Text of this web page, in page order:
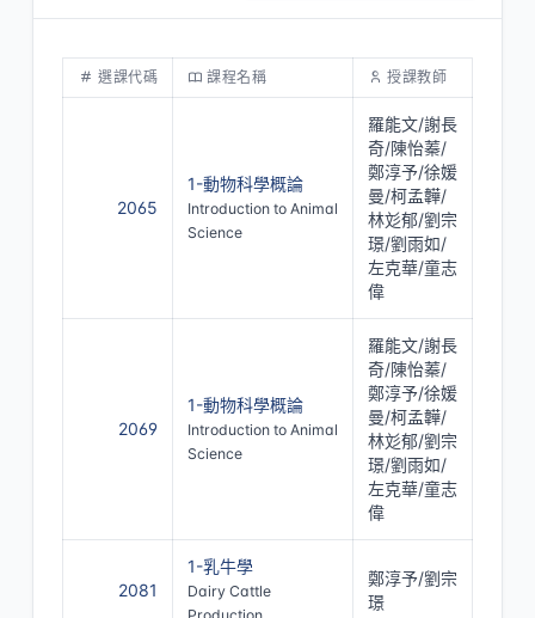
選課代碼 課程名稱 授課教師
2065
1-動物科學概論
Introduction to Animal
Science
羅能文/謝長
奇/陳怡蓁/
鄭淳予/徐媛
曼/柯孟韡/
林彣郁/劉宗
璟/劉雨如/
左克華/童志
偉
2069
1-動物科學概論
Introduction to Animal
Science
羅能文/謝長
奇/陳怡蓁/
鄭淳予/徐媛
曼/柯孟韡/
林彣郁/劉宗
璟/劉雨如/
左克華/童志
偉
2081
1-乳牛學
Dairy Cattle
鄭淳予/劉宗
璟